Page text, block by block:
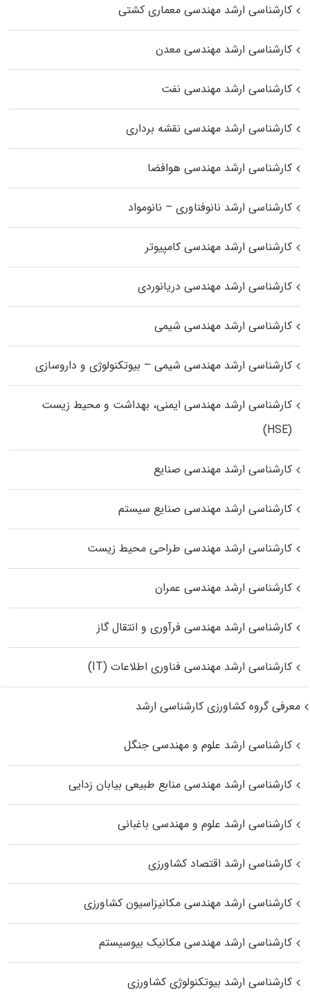
کارشناسی ارشد مهندسی معماری کشتی
کارشناسی ارشد مهندسی معدن
کارشناسی ارشد مهندسی نفت
کارشناسی ارشد مهندسی نقشه برداری
کارشناسی ارشد مهندسی هوافضا
کارشناسی ارشد نانوفناوری – نانومواد
کارشناسی ارشد مهندسی کامپیوتر
کارشناسی ارشد مهندسی دریانوردی
کارشناسی ارشد مهندسی شیمی
کارشناسی ارشد مهندسی شیمی – بیوتکنولوژی و داروسازی
کارشناسی ارشد مهندسی ایمنی، بهداشت و محیط زیست
(HSE)
کارشناسی ارشد مهندسی صنایع
کارشناسی ارشد مهندسی صنایع سیستم
کارشناسی ارشد مهندسی طراحی محیط زیست
کارشناسی ارشد مهندسی عمران
کارشناسی ارشد مهندسی فرآوری و انتقال گاز
کارشناسی ارشد مهندسی فناوری اطلاعات (IT)
معرفی گروه کشاورزی کارشناسی ارشد
کارشناسی ارشد علوم و مهندسی جنگل
کارشناسی ارشد مهندسی منابع طبیعی بیابان زدایی
کارشناسی ارشد علوم و مهندسی باغبانی
کارشناسی ارشد اقتصاد کشاورزی
کارشناسی ارشد مهندسی مکانیزاسیون کشاورزی
کارشناسی ارشد مهندسی مکانیک بیوسیستم
کارشناسی ارشد بیوتکنولوژی کشاورزی